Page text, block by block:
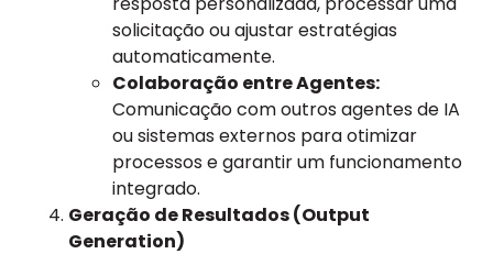
solicitação ou ajustar estratégias
automaticamente.
Colaboração entre Agentes:
Comunicação com outros agentes de IA
ou sistemas externos para otimizar
processos e garantir um funcionamento
integrado.
Geração de Resultados (Output
Generation)